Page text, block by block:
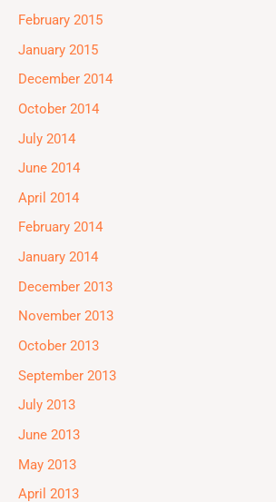
February 2015
January 2015
December 2014
October 2014
July 2014
June 2014
April 2014
February 2014
January 2014
December 2013
November 2013
October 2013
September 2013
July 2013
June 2013
May 2013
April 2013